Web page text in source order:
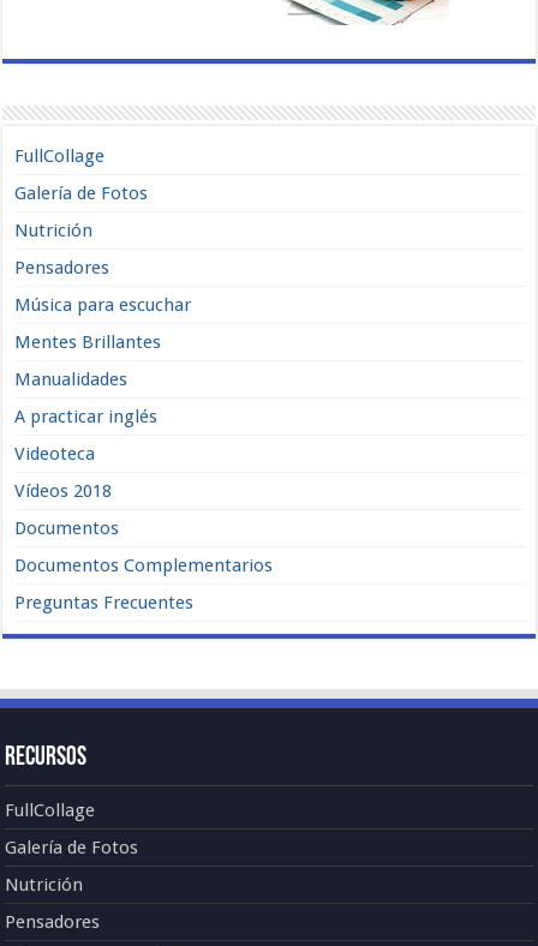
FullCollage
Galería de Fotos
Nutrición
Pensadores
Música para escuchar
Mentes Brillantes
Manualidades
A practicar inglés
Videoteca
Vídeos 2018
Documentos
Documentos Complementarios
Preguntas Frecuentes
Recursos
FullCollage
Galería de Fotos
Nutrición
Pensadores